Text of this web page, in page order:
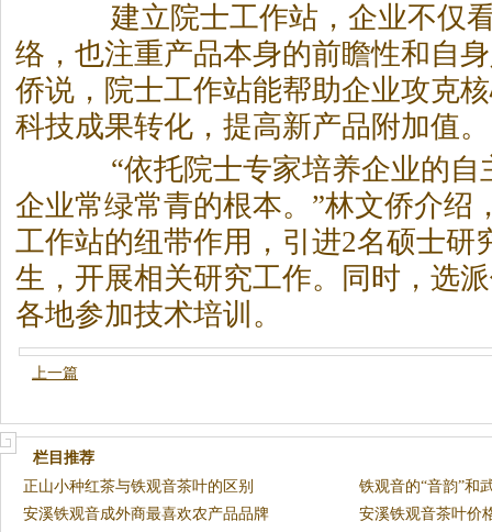
建立院士工作站，企业不仅
络，也注重产品本身的前瞻性和自
侨说，院士工作站能帮助企业攻克
科技成果转化，提高新产品附加值。
“依托院士专家培养企业的自
企业常绿常青的根本。”林文侨介绍
工作站的纽带作用，引进2名硕士研
生，开展相关研究工作。同时，选
各地参加技术培训。
上一篇
栏目推荐
正山小种红茶与铁观音茶叶的区别
铁观音的“音韵”和
安溪铁观音成外商最喜欢农产品品牌
安溪铁观音茶叶价